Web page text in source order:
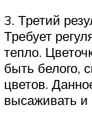
3. Третий
Требует
тепло.
быть белого,
цветов.
высаживать и